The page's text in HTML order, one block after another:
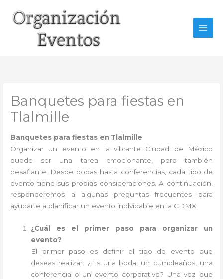
contenido
Banquetes para fiestas en
Tlalmille
Banquetes para fiestas en Tlalmille
Organizar un evento en la vibrante Ciudad de México
puede ser una tarea emocionante, pero también
desafiante. Desde bodas hasta conferencias, cada tipo de
evento tiene sus propias consideraciones. A continuación,
responderemos a algunas preguntas frecuentes para
ayudarte a planificar un evento inolvidable en la CDMX.
¿Cuál es el primer paso para organizar un
evento?
El primer paso es definir el tipo de evento que
deseas realizar. ¿Es una boda, un cumpleaños, una
conferencia o un evento corporativo? Una vez que